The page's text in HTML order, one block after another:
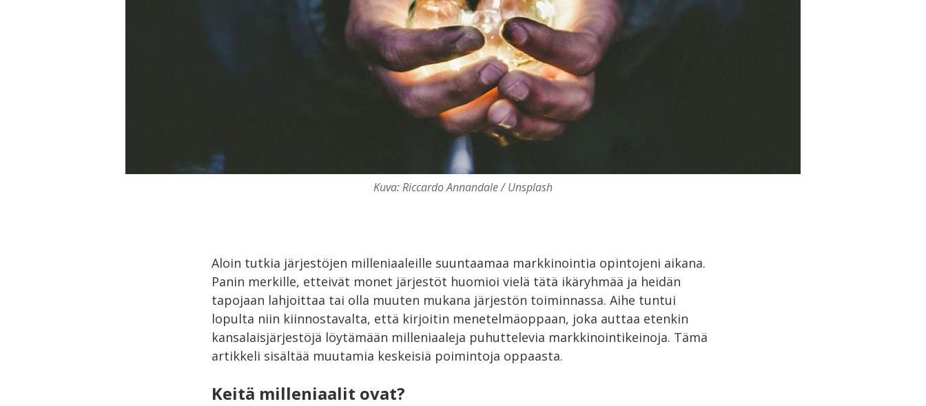
Kuva: Riccardo Annandale / Unsplash
Aloin tutkia järjestöjen milleniaaleille suuntaamaa markkinointia opintojeni aikana.
Panin merkille, etteivät monet järjestöt huomioi vielä tätä ikäryhmää ja heidän
tapojaan lahjoittaa tai olla muuten mukana järjestön toiminnassa. Aihe tuntui
lopulta niin kiinnostavalta, että kirjoitin menetelmäoppaan, joka auttaa etenkin
kansalaisjärjestöjä löytämään milleniaaleja puhuttelevia markkinointikeinoja. Tämä
artikkeli sisältää muutamia keskeisiä poimintoja oppaasta.
Keitä milleniaalit ovat?